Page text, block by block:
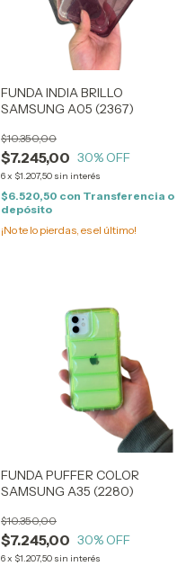
FUNDA INDIA BRILLO
SAMSUNG A05 (2367)
$7.245,00
$10.350,00
30% OFF
6x $1.207,50 sin interés
$6.520,50 con Transferencia o
depósito
¡No te lo pierdas, es el último!
FUNDA PUFFER COLOR
SAMSUNG A35 (2280)
$7.245,00
$10.350,00
30% OFF
6x $1.207,50 sin interés